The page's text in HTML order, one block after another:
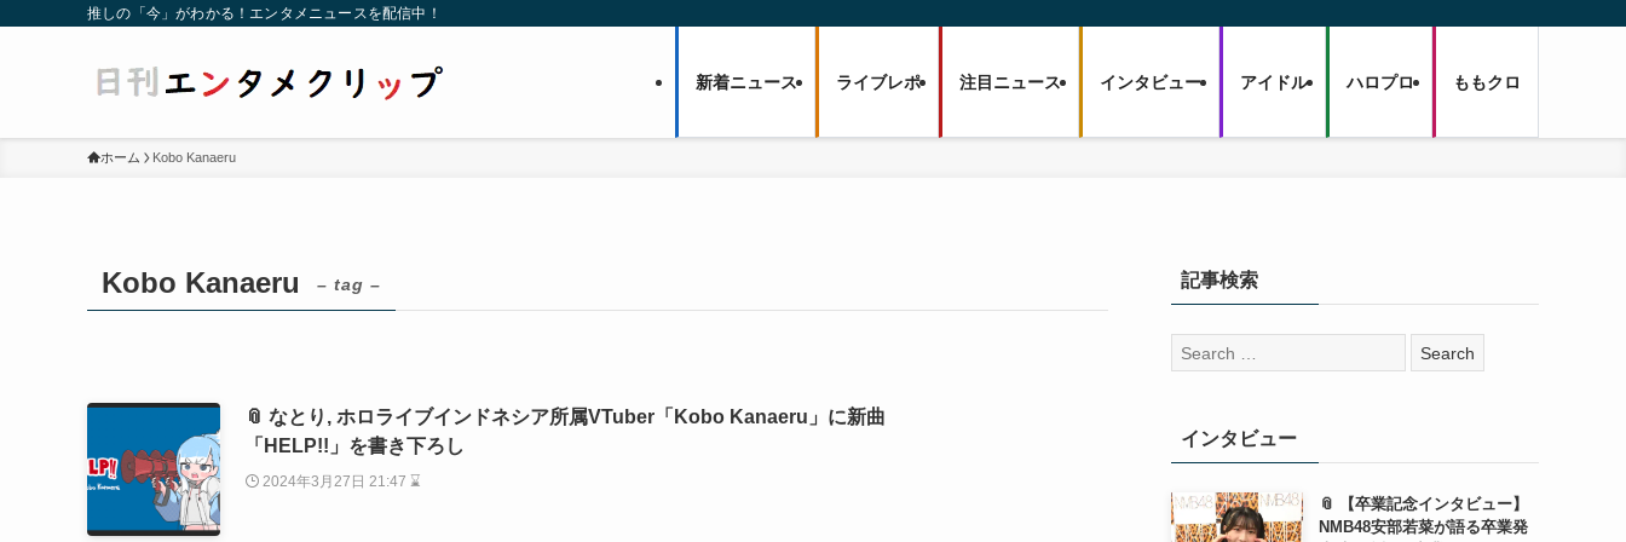
推しの「今」がわかる！エンタメニュースを配信中！
新着ニュース ライブレポ 注目ニュース インタビュー アイドル ハロプロ ももクロ
ホーム Kobo Kanaeru
Kobo Kanaeru – tag –
📎 なとり, ホロライブインドネシア所属VTuber「Kobo Kanaeru」に新曲
「HELP!!」を書き下ろし
2024年3月27日 21:47 ⌛
記事検索
検
索:
インタビュー
📎 【卒業記念インタビュー】
NMB48安部若菜が語る卒業発